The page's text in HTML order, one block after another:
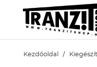
Kezdőoldal /